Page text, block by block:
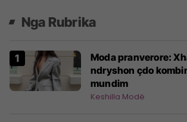
Nga Rubrika
Moda pranverore:
ndryshon çdo
mundim
Keshilla Modë